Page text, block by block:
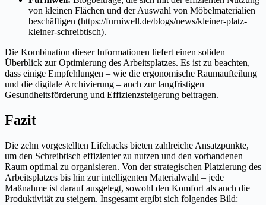
von kleinen Flächen und der Auswahl von Möbelmaterialien
beschäftigen (https://furniwell.de/blogs/news/kleiner-platz-
kleiner-schreibtisch).
Die Kombination dieser Informationen liefert einen soliden
Überblick zur Optimierung des Arbeitsplatzes. Es ist zu beachten,
dass einige Empfehlungen – wie die ergonomische Raumaufteilung
und die digitale Archivierung – auch zur langfristigen
Gesundheitsförderung und Effizienzsteigerung beitragen.
Fazit
Die zehn vorgestellten Lifehacks bieten zahlreiche Ansatzpunkte,
um den Schreibtisch effizienter zu nutzen und den vorhandenen
Raum optimal zu organisieren. Von der strategischen Platzierung des
Arbeitsplatzes bis hin zur intelligenten Materialwahl – jede
Maßnahme ist darauf ausgelegt, sowohl den Komfort als auch die
Produktivität zu steigern. Insgesamt ergibt sich folgendes Bild: